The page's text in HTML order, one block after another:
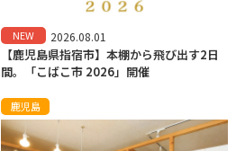
NEW 2026.08.01
【鹿児島県指宿市】本棚から飛び出す2日
間。「こばこ市 2026」開催
鹿児島